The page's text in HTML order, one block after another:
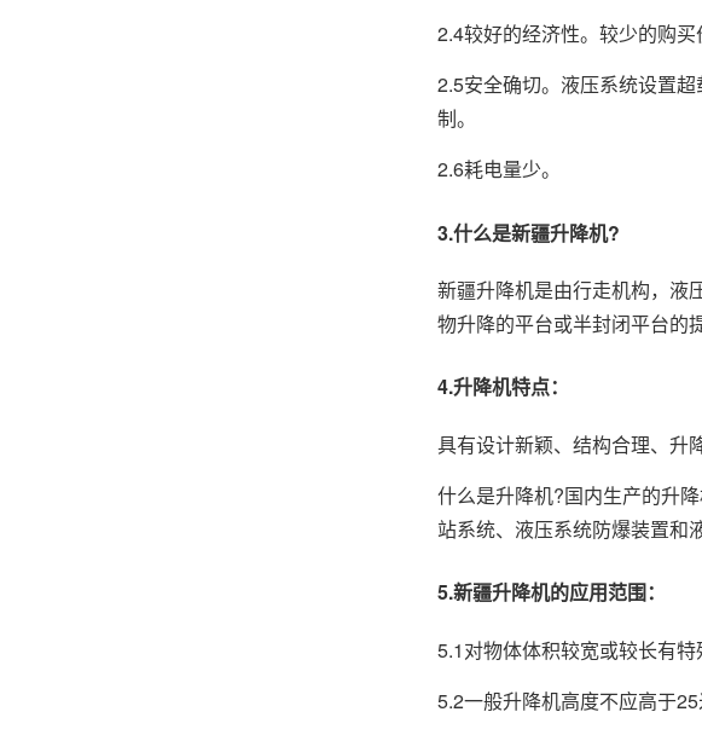
2.4较好的经济性。较少的购
2.5安全确切。液压系统设置
制。
2.6耗电量少。
3.什么是新疆升降机?
新疆升降机是由行走机构，液
物升降的平台或半封闭平台的
4.升降机特点：
具有设计新颖、结构合理、升
什么是升降机?国内生产的升
站系统、液压系统防爆装置和
5.新疆升降机的应用范围：
5.1对物体体积较宽或较长有特
5.2一般升降机高度不应高于25